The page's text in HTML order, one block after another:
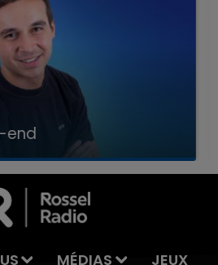
END
end
MÉDIAS JEUX